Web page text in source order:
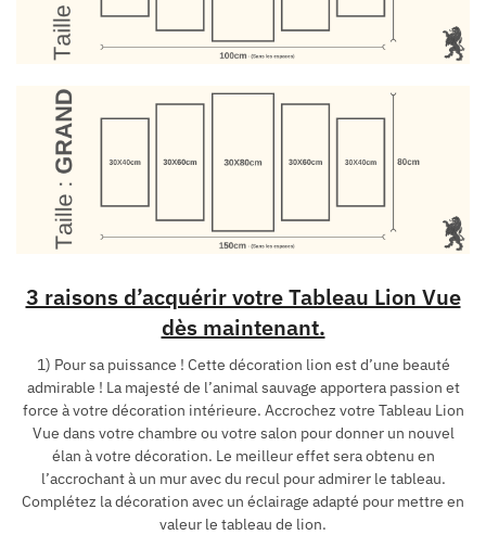
3 raisons d’acquérir votre Tableau Lion Vue
dès maintenant.
1) Pour sa puissance ! Cette décoration lion est d’une beauté
admirable ! La majesté de l’animal sauvage apportera passion et
force à votre décoration intérieure. Accrochez votre Tableau Lion
Vue dans votre chambre ou votre salon pour donner un nouvel
élan à votre décoration. Le meilleur effet sera obtenu en
l’accrochant à un mur avec du recul pour admirer le tableau.
Complétez la décoration avec un éclairage adapté pour mettre en
valeur le tableau de lion.